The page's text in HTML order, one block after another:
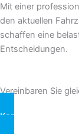
Mit einer
den aktuellen
schaffen eine
Entscheidungen.
Vereinbaren Sie
Kontakt aufnehmen